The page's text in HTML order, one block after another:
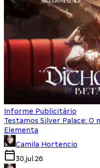
Informe Publicitário
Testamos Silver Palace: O
Elementa
Camila Hortencio
30.jul.26